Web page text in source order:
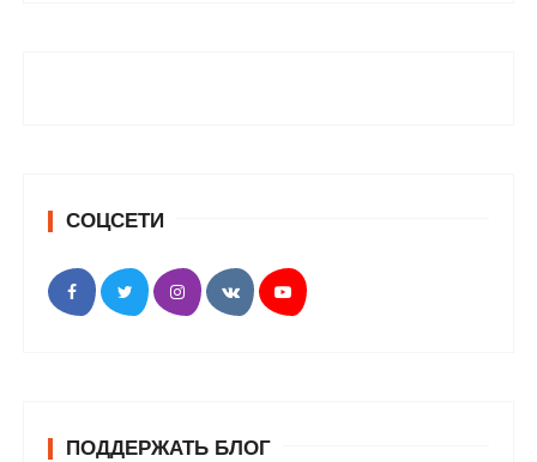
СОЦСЕТИ
ПОДДЕРЖАТЬ БЛОГ